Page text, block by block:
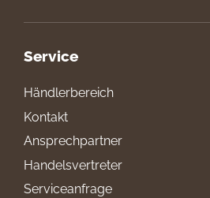
Service
Händlerbereich
Kontakt
Ansprechpartner
Handelsvertreter
Serviceanfrage